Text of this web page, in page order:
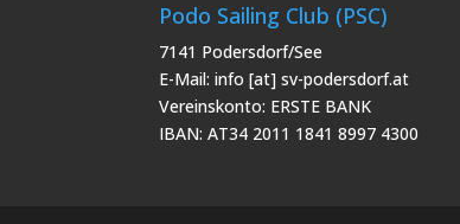
Podo Sailing Club (PSC)
7141 Podersdorf/See
E-Mail: info [at] sv-podersdorf.at
Vereinskonto: ERSTE BANK
IBAN: AT34 2011 1841 8997 4300